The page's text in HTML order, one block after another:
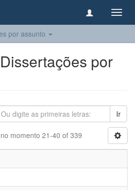
por assunto
por
Ir
momento 21-40 of 339